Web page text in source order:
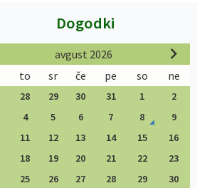
Dogodki
avgust 2026
to sr če pe so ne
28 29 30 31 1
2
4 5 6 7 8
9
11 12 13 14 15
16
18 19 20 21 22
23
25 26 27 28 29
30